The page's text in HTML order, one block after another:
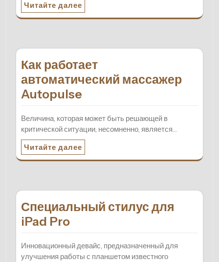
Читайте далее
Как работает
автоматический массажер
Autopulse
Величина, которая может быть решающей в
критической ситуации, несомненно, является…
Читайте далее
Специальный стилус для
iPad Pro
Инновационный девайс, предназначенный для
улучшения работы с планшетом известного